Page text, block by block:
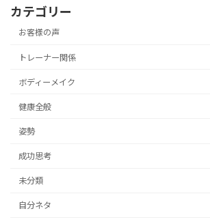
カテゴリー
お客様の声
トレーナー関係
ボディーメイク
健康全般
姿勢
成功思考
未分類
自分ネタ